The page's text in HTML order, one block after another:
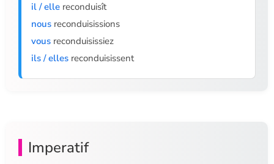
il / elle reconduisît
nous reconduisissions
vous reconduisissiez
ils / elles reconduisissent
Imperatif